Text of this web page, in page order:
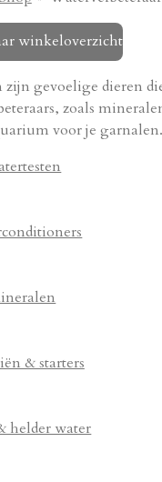
winkeloverzicht
zijn gevoelige dieren
zoals
voor je garnalen.
& starters
helder water